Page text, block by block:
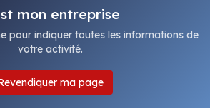
mon entreprise
pour indiquer toutes les informations de
votre activité.
ma page